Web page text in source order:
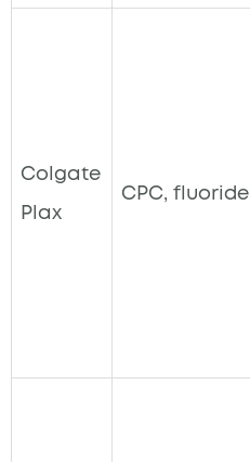
Colgate
Plax
CPC, fluoride